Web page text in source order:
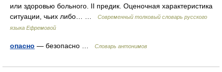
или здоровью больного. II предик. Оценочная характеристика
ситуации, чьих либо… …
Современный толковый словарь русского
языка Ефремовой
опасно — безопасно … Словарь антонимов